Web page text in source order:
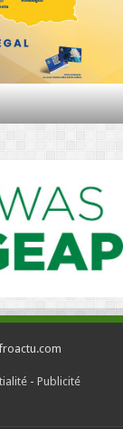
- Publicité